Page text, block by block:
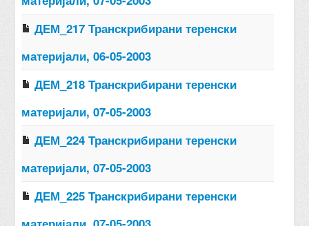
ДЕМ_217 Транскрибирани теренски
материјали, 06-05-2003
ДЕМ_218 Транскрибирани теренски
материјали, 07-05-2003
ДЕМ_224 Транскрибирани теренски
материјали, 07-05-2003
ДЕМ_225 Транскрибирани теренски